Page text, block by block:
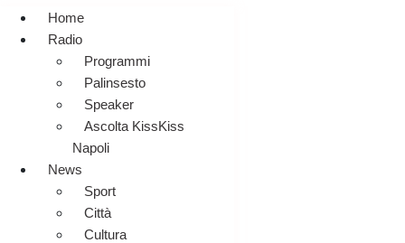
Home
Radio
Programmi
Palinsesto
Speaker
Ascolta KissKiss
Napoli
News
Sport
Città
Cultura